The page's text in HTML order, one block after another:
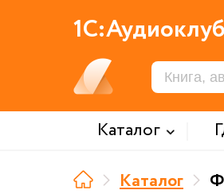
1С:Аудиоклуб
Каталог
Каталог